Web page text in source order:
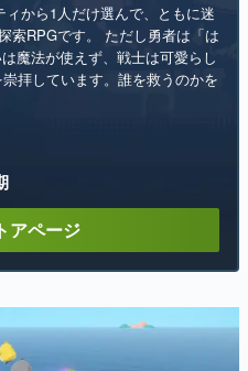
ィから1人だけ選んで、ともに迷
索RPGです。 ただし勇者は「は
魔法が使えず、戦士は可愛らし
拝しています。誰を救うのかを
アページ